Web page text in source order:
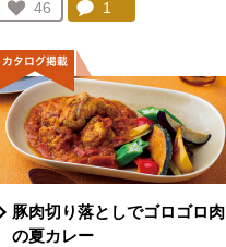
お気に入り登録：
46
人が登録
コメント：
1
豚肉切り落としでゴロゴロ肉
の夏カレー